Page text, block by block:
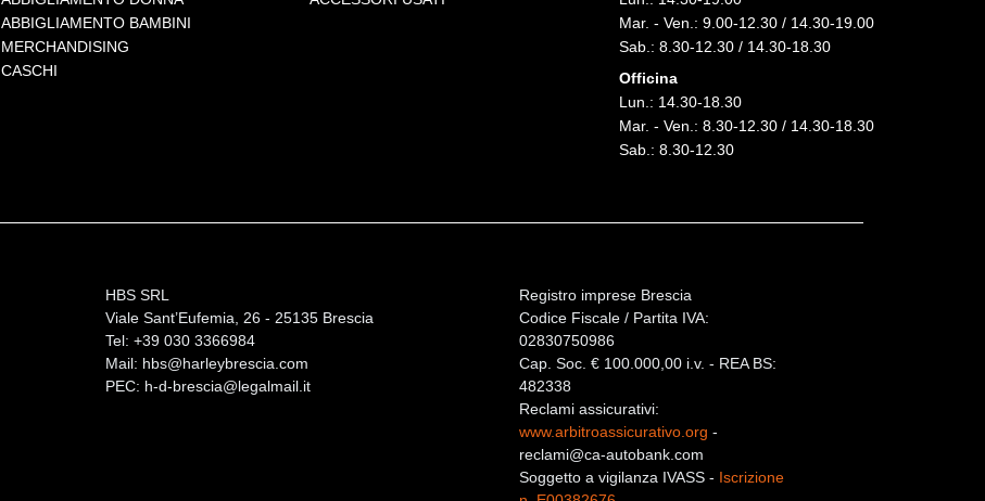
ABBIGLIAMENTO BAMBINI
MERCHANDISING
CASCHI
Mar. - Ven.: 9.00-12.30 / 14.30-19.00
Sab.: 8.30-12.30 / 14.30-18.30
Officina
Lun.: 14.30-18.30
Mar. - Ven.: 8.30-12.30 / 14.30-18.30
Sab.: 8.30-12.30
HBS SRL
Viale Sant’Eufemia, 26 - 25135 Brescia
Tel: +39 030 3366984
Mail: hbs@harleybrescia.com
PEC: h-d-brescia@legalmail.it
Registro imprese Brescia
Codice Fiscale / Partita IVA:
02830750986
Cap. Soc. € 100.000,00 i.v. - REA BS:
482338
Reclami assicurativi:
www.arbitroassicurativo.org -
reclami@ca-autobank.com
Soggetto a vigilanza IVASS - Iscrizione